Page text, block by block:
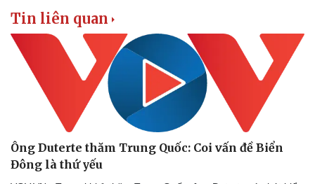
Tin liên quan
Ông Duterte thăm Trung Quốc: Coi vấn đề Biển
Đông là thứ yếu